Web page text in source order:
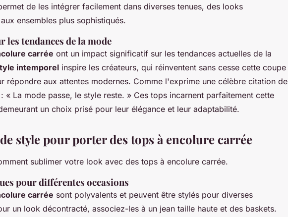
de les intégrer facilement dans diverses tenues, des looks
ensembles plus sophistiqués.
les tendances de la mode
carrée ont un impact significatif sur les tendances actuelles de la
intemporel inspire les créateurs, qui réinventent sans cesse cette coupe
répondre aux attentes modernes. Comme l'exprime une célèbre citation de
« La mode passe, le style reste. » Ces tops incarnent parfaitement cette
un choix prisé pour leur élégance et leur adaptabilité.
style pour porter des tops à encolure carrée
sublimer votre look avec des tops à encolure carrée.
pour différentes occasions
carrée sont polyvalents et peuvent être stylés pour diverses
un look décontracté, associez-les à un jean taille haute et des baskets.